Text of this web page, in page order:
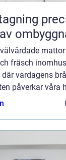
precision i
fräsch
vardagens
påverkar våra